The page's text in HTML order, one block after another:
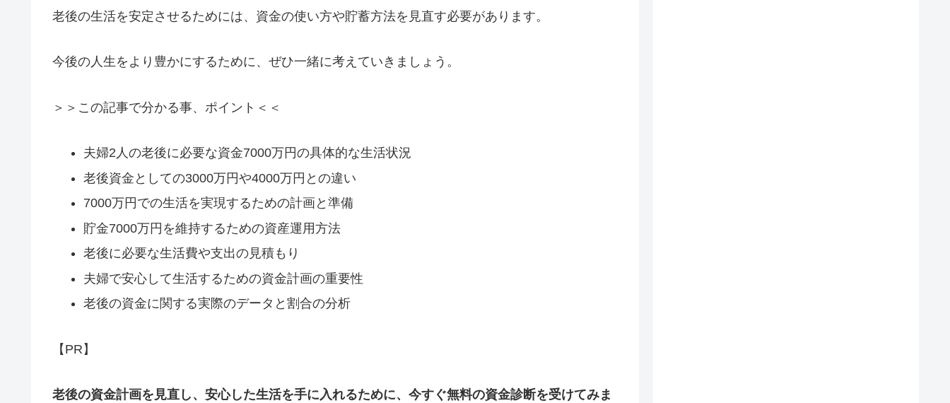
老後の生活を安定させるためには、資金の使い方や貯蓄方法を見直す必要があります。
今後の人生をより豊かにするために、ぜひ一緒に考えていきましょう。
＞＞この記事で分かる事、ポイント＜＜
夫婦2人の老後に必要な資金7000万円の具体的な生活状況
老後資金としての3000万円や4000万円との違い
7000万円での生活を実現するための計画と準備
貯金7000万円を維持するための資産運用方法
老後に必要な生活費や支出の見積もり
夫婦で安心して生活するための資金計画の重要性
老後の資金に関する実際のデータと割合の分析
【PR】
老後の資金計画を見直し、安心した生活を手に入れるために、今すぐ無料の資金診断を受けてみま